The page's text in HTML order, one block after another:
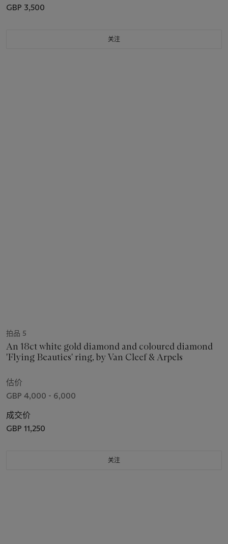
GBP 3,500
关注
拍品 5
An 18ct white gold diamond and coloured diamond
'Flying Beauties' ring, by Van Cleef & Arpels
估价
GBP 4,000 - 6,000
成交价
GBP 11,250
关注